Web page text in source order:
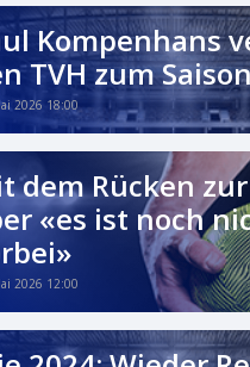
Kompenhans
TVH zum
2026 18:00
dem Rücken
«es ist noch
2026 12:00